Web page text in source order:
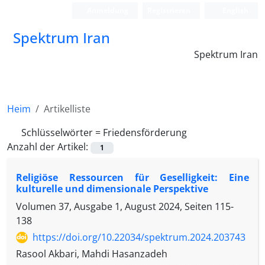
Spektrum Iran
Spektrum Iran
Heim
Artikelliste
Schlüsselwörter = Friedensförderung
Anzahl der Artikel:
1
Religiöse Ressourcen für Geselligkeit: Eine
kulturelle und dimensionale Perspektive
Volumen 37, Ausgabe 1, August 2024, Seiten 115-
138
https://doi.org/10.22034/spektrum.2024.203743
Rasool Akbari, Mahdi Hasanzadeh